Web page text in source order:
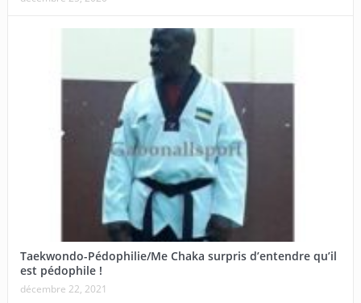
Taekwondo-Pédophilie/Me Chaka surpris d’entendre qu’il
est pédophile !
décembre 22, 2021